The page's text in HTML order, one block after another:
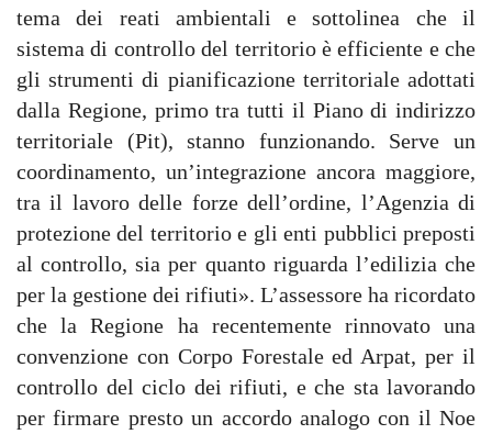
tema dei reati ambientali e sottolinea che il
sistema di controllo del territorio è efficiente e che
gli strumenti di pianificazione territoriale adottati
dalla Regione, primo tra tutti il Piano di indirizzo
territoriale (Pit), stanno funzionando. Serve un
coordinamento, un’integrazione ancora maggiore,
tra il lavoro delle forze dell’ordine, l’Agenzia di
protezione del territorio e gli enti pubblici preposti
al controllo, sia per quanto riguarda l’edilizia che
per la gestione dei rifiuti». L’assessore ha ricordato
che la Regione ha recentemente rinnovato una
convenzione con Corpo Forestale ed Arpat, per il
controllo del ciclo dei rifiuti, e che sta lavorando
per firmare presto un accordo analogo con il Noe